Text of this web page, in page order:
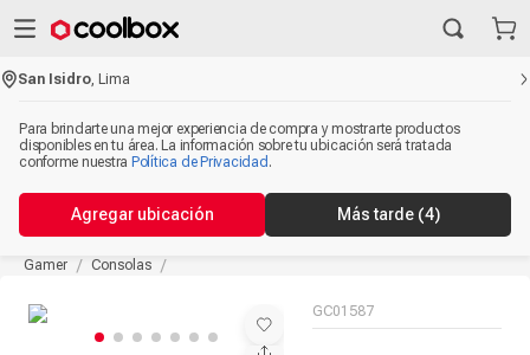
San Isidro ,Lima
Para brindarte una mejor experiencia de compra y mostrarte productos
disponibles en tu área. La información sobre tu ubicación será tratada
conforme nuestra Política de Privacidad .
Agregar ubicación Más tarde (4)
Gamer Consolas
GC01587